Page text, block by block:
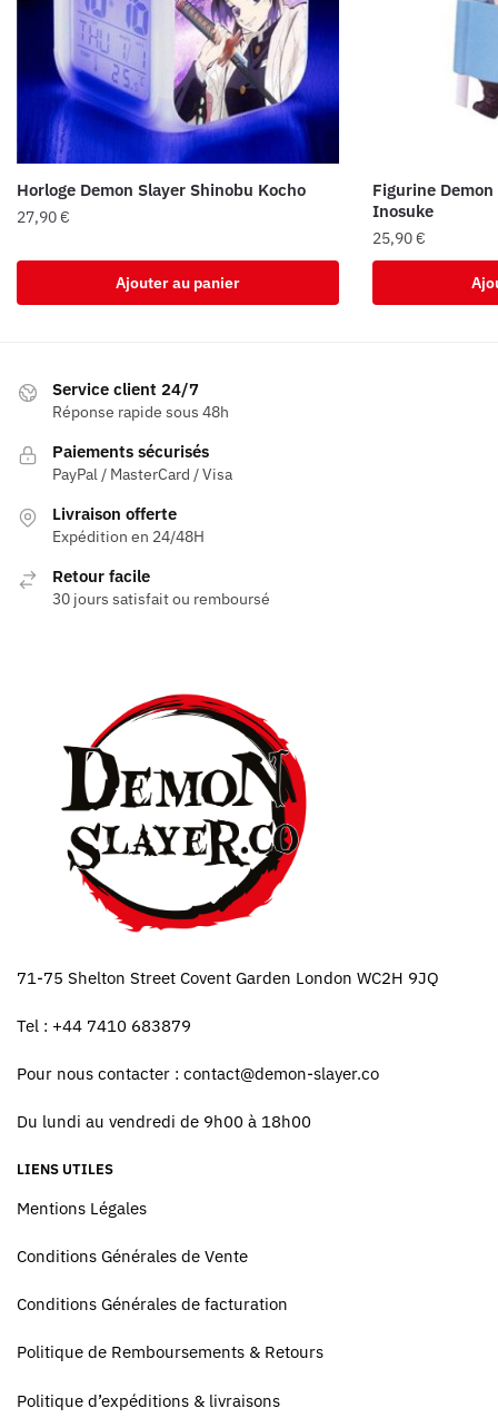
Horloge Demon Slayer Shinobu Kocho
27,90€
Ajouter au panier
Figurine
Inosuke
25,90€
Service client 24/7
Réponse rapide sous 48h
Paiements sécurisés
PayPal / MasterCard / Visa
Livraison offerte
Expédition en 24/48H
Retour facile
30 jours satisfait ou remboursé
71-75 Shelton Street Covent Garden London WC2H 9JQ
Tel : +44 7410 683879
Pour nous contacter : contact@demon-slayer.co
Du lundi au vendredi de 9h00 à 18h00
LIENS UTILES
Mentions Légales
Conditions Générales de Vente
Conditions Générales de facturation
Politique de Remboursements & Retours
Politique d’expéditions & livraisons